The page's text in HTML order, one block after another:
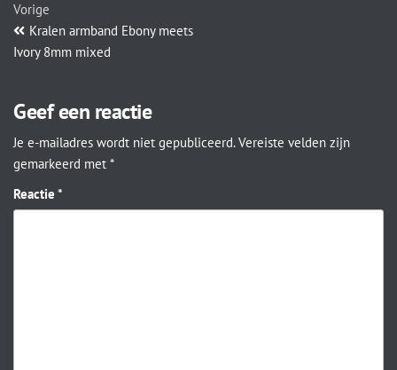
Vorige
Kralen armband Ebony meets
Ivory 8mm mixed
Geef een reactie
Je e-mailadres wordt niet gepubliceerd. Vereiste velden zijn
gemarkeerd met *
Reactie *